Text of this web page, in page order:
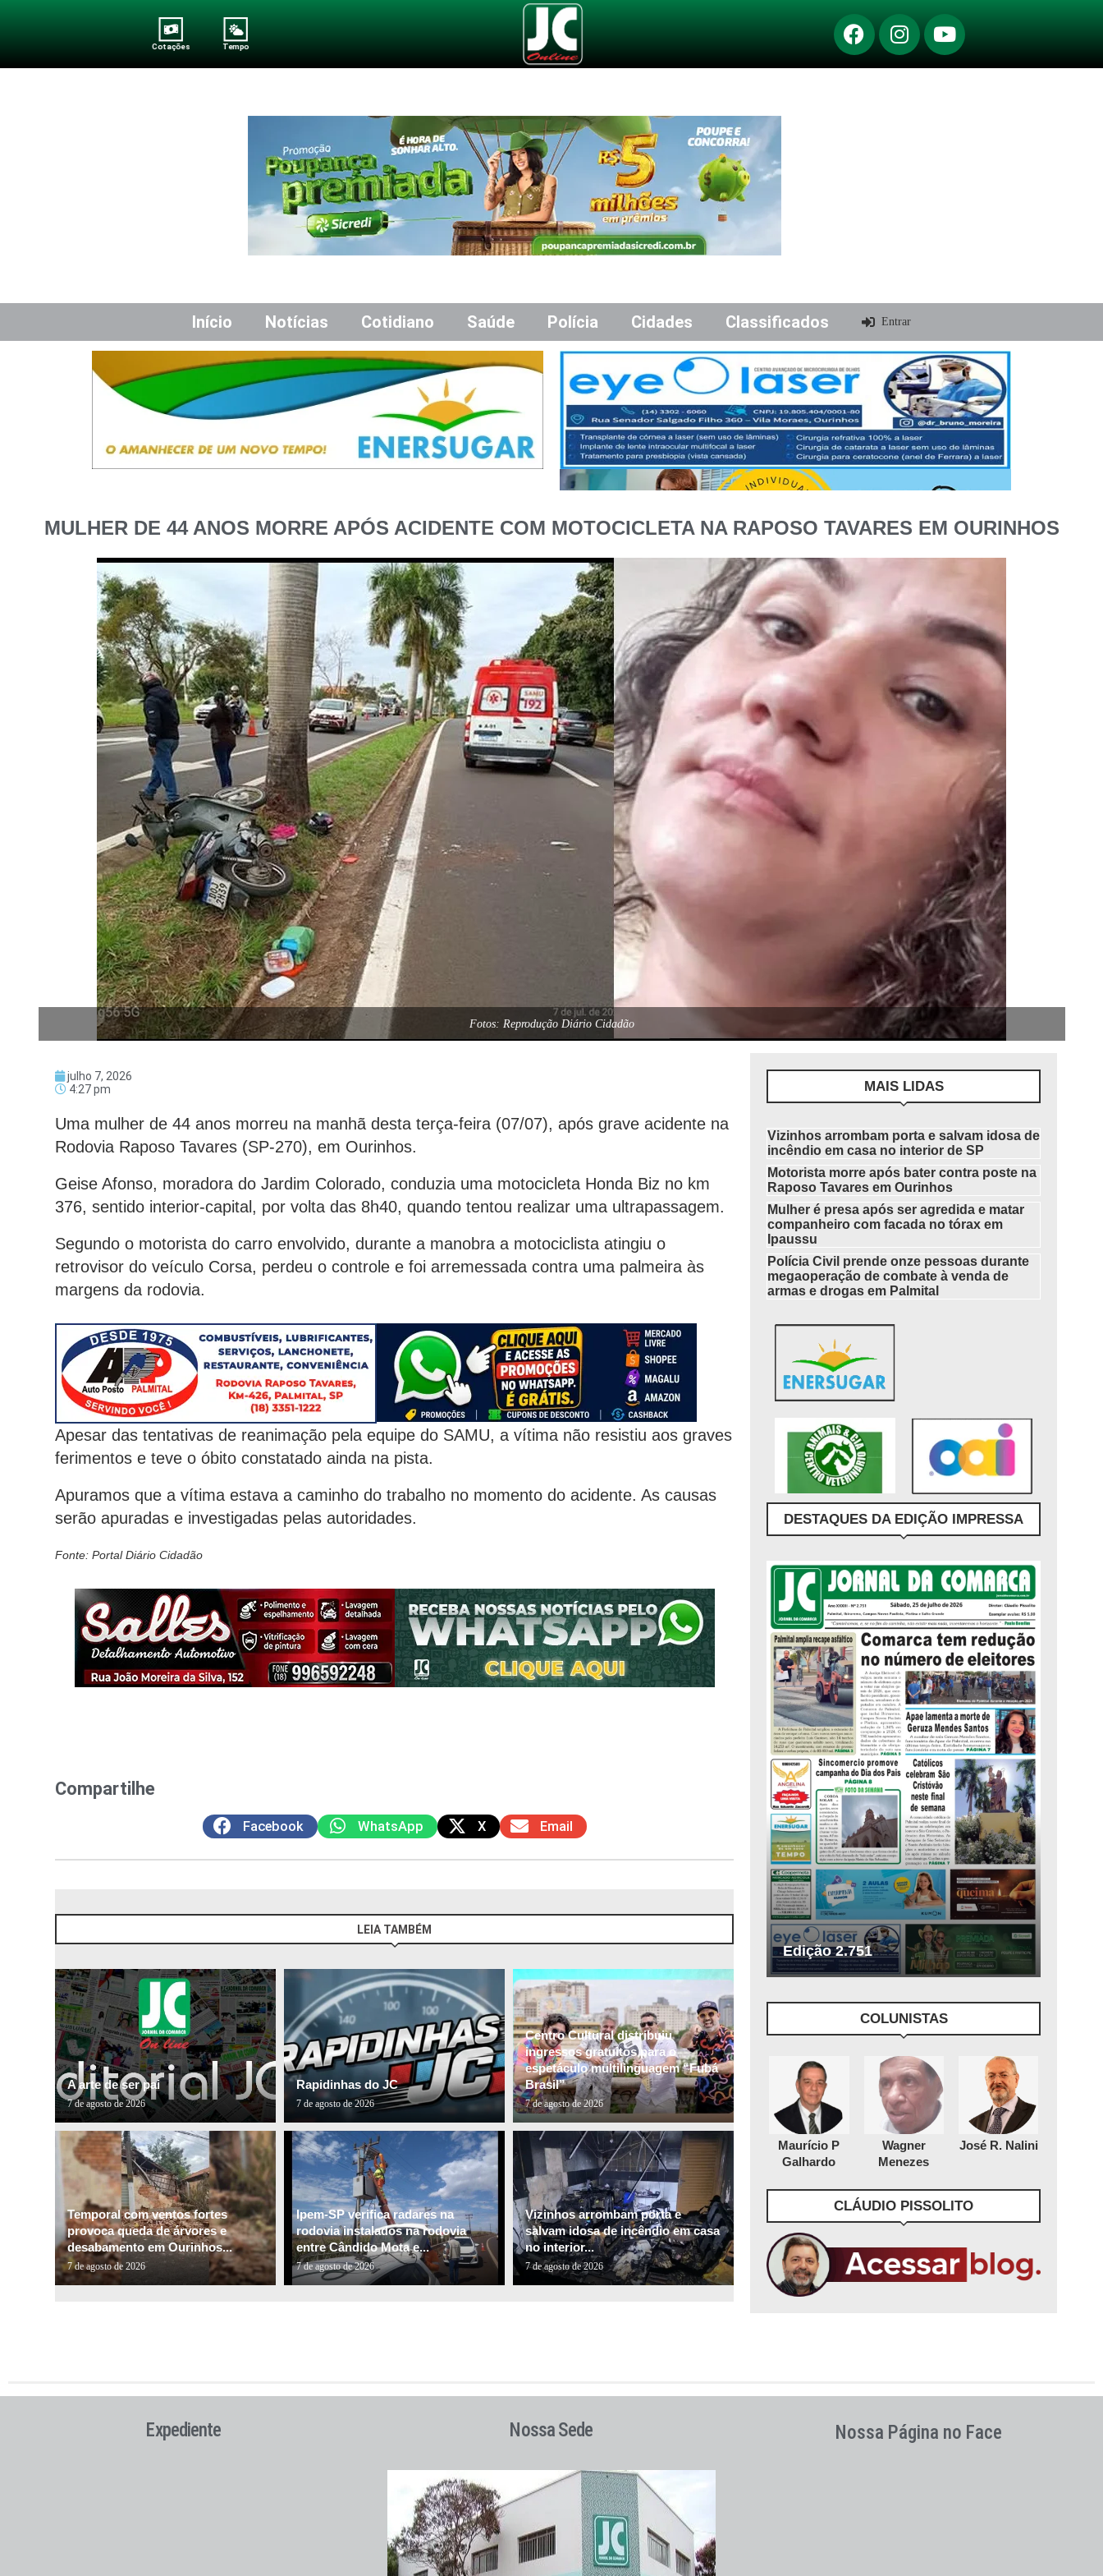
Cotações Tempo
Início Notícias Cotidiano Saúde Polícia Cidades Classificados Entrar
MULHER DE 44 ANOS MORRE APÓS ACIDENTE COM MOTOCICLETA NA RAPOSO TAVARES EM OURINHOS
Fotos: Reprodução Diário Cidadão
julho 7, 2026
4:27 pm
Uma mulher de 44 anos morreu na manhã desta terça-feira (07/07), após grave acidente na
Rodovia Raposo Tavares (SP-270), em Ourinhos.
Geise Afonso, moradora do Jardim Colorado, conduzia uma motocicleta Honda Biz no km
376, sentido interior-capital, por volta das 8h40, quando tentou realizar uma ultrapassagem.
Segundo o motorista do carro envolvido, durante a manobra a motociclista atingiu o
retrovisor do veículo Corsa, perdeu o controle e foi arremessada contra uma palmeira às
margens da rodovia.
Apesar das tentativas de reanimação pela equipe do SAMU, a vítima não resistiu aos graves
ferimentos e teve o óbito constatado ainda na pista.
Apuramos que a vítima estava a caminho do trabalho no momento do acidente. As causas
serão apuradas e investigadas pelas autoridades.
Fonte: Portal Diário Cidadão
Compartilhe
Facebook WhatsApp X Email
LEIA TAMBÉM
A arte de ser pai
7 de agosto de 2026
Rapidinhas do JC
7 de agosto de 2026
Centro Cultural distribuiu
ingressos gratuitos para o
espetáculo multilinguagem “Fubá
Brasil”
7 de agosto de 2026
Temporal com ventos fortes
provoca queda de árvores e
desabamento em Ourinhos...
7 de agosto de 2026
Ipem-SP verifica radares na
rodovia instalados na rodovia
entre Cândido Mota e...
7 de agosto de 2026
Vizinhos arrombam porta e
salvam idosa de incêndio em casa
no interior...
7 de agosto de 2026
MAIS LIDAS
Vizinhos arrombam porta e salvam idosa de
incêndio em casa no interior de SP
Motorista morre após bater contra poste na
Raposo Tavares em Ourinhos
Mulher é presa após ser agredida e matar
companheiro com facada no tórax em
Ipaussu
Polícia Civil prende onze pessoas durante
megaoperação de combate à venda de
armas e drogas em Palmital
DESTAQUES DA EDIÇÃO IMPRESSA
Edição 2.751
COLUNISTAS
Maurício P
Galhardo
Wagner
Menezes
José R. Nalini
CLÁUDIO PISSOLITO
Expediente Nossa Sede Nossa Página no Face